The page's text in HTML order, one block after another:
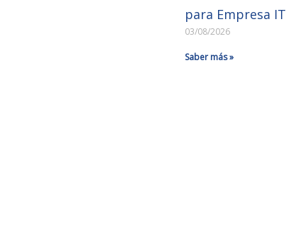
para Empresa IT
03/08/2026
Saber más »